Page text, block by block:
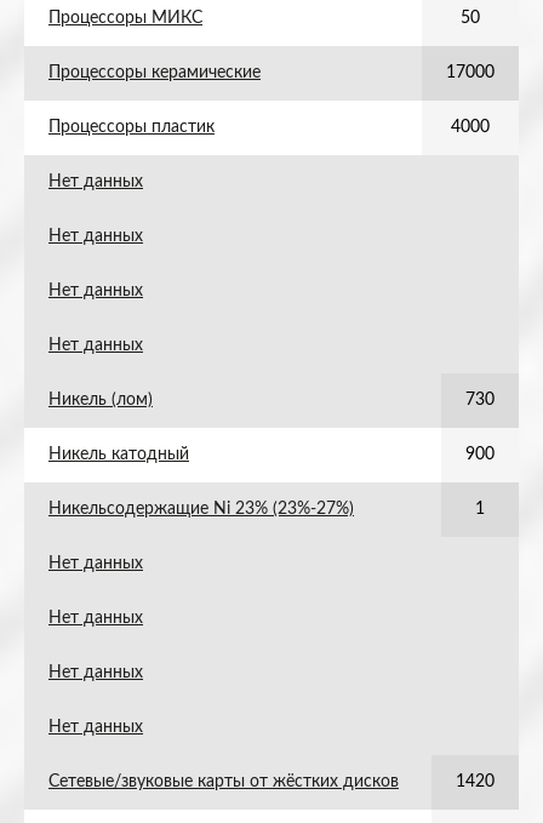
Процессоры МИКС 50
Процессоры керамические 17000
Процессоры пластик 4000
Нет данных
Нет данных
Нет данных
Нет данных
Никель (лом) 730
Никель катодный 900
Никельсодержащие Ni 23% (23%-27%) 1
Нет данных
Нет данных
Нет данных
Нет данных
Сетевые/звуковые карты от жёстких дисков 1420